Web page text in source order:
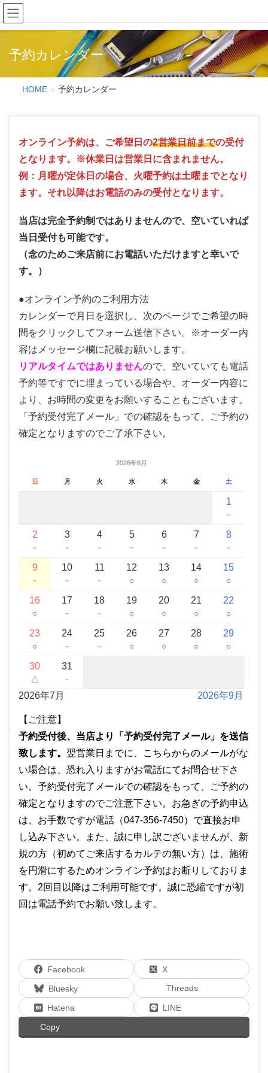
予約カレンダー
HOME 予約カレンダー
オンライン予約は、ご希望日の2営業日前までの受付
となります。※休業日は営業日に含まれません。
例：月曜が定休日の場合、火曜予約は土曜までとなり
ます。それ以降はお電話のみの受付となります。
当店は完全予約制ではありませんので、空いていれば
当日受付も可能です。
（念のためご来店前にお電話いただけますと幸いで
す。）
●オンライン予約のご利用方法
カレンダーで月日を選択し、次のページでご希望の時
間をクリックしてフォーム送信下さい。※オーダー内
容はメッセージ欄に記載お願いします。
リアルタイムではありませんので、空いていても電話
予約等ですでに埋まっている場合や、オーダー内容に
より、お時間の変更をお願いすることもございます。
「予約受付完了メール」での確認をもって、ご予約の
確定となりますのでご了承下さい。
2026年8月
日 月 火 水 木 金 土
1
－
2
－
3
－
4
－
5
－
6
－
7
－
8
－
9
－
10
－
11
－
12
○
13
○
14
○
15
○
16
○
17
－
18
－
19
○
20
○
21
○
22
○
23
○
24
－
25
－
26
○
27
○
28
○
29
○
30
△
31
－
2026年7月 2026年9月
【ご注意】
予約受付後、当店より「予約受付完了メール」を送信
致します。 翌営業日までに、こちらからのメールがな
い場合は、恐れ入りますがお電話にてお問合せ下さ
い。予約受付完了メールでの確認をもって、ご予約の
確定となりますのでご注意下さい。お急ぎの予約申込
は、お手数ですが電話（047-356-7450）で直接お申
し込み下さい。また、誠に申し訳ございませんが、新
規の方（初めてご来店するカルテの無い方）は、施術
を円滑にするためオンライン予約はお断りしておりま
す。2回目以降はご利用可能です。誠に恐縮ですが初
回は電話予約でお願い致します。
Facebook
X
Bluesky
Threads
Hatena
LINE
Copy